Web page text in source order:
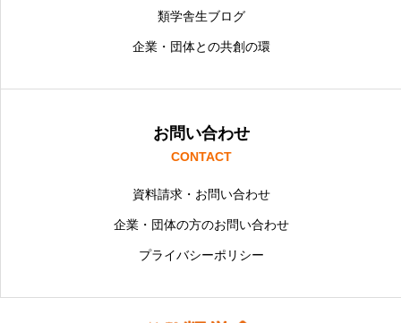
類学舎生ブログ
企業・団体との共創の環
お問い合わせ
CONTACT
資料請求・お問い合わせ
企業・団体の方のお問い合わせ
プライバシーポリシー